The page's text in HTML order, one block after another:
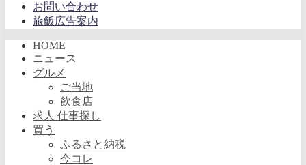
お問い合わせ
旅飯広告案内
HOME
ニュース
グルメ
ご当地
飲食店
求人 仕事探し
買う
ふるさと納税
今コレ